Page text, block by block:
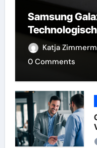
Samsung
Katja
0 Comments